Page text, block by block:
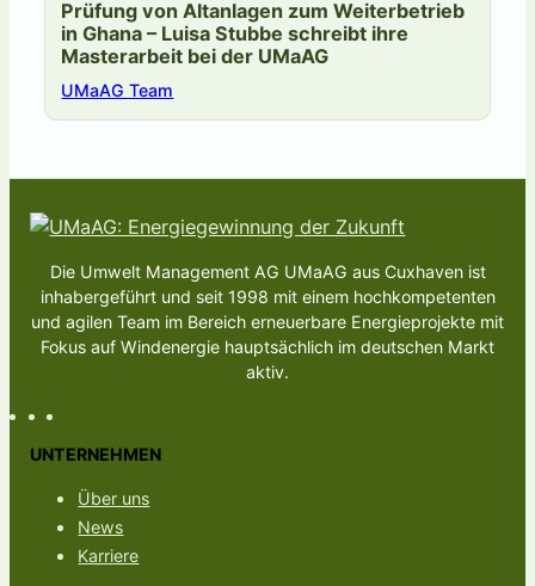
Prüfung von Altanlagen zum Weiterbetrieb
in Ghana – Luisa Stubbe schreibt ihre
Masterarbeit bei der UMaAG
UMaAG Team
Die Umwelt Management AG UMaAG aus Cuxhaven ist
inhabergeführt und seit 1998 mit einem hochkompetenten
und agilen Team im Bereich erneuerbare Energieprojekte mit
Fokus auf Windenergie hauptsächlich im deutschen Markt
aktiv.
UNTERNEHMEN
Über uns
News
Karriere